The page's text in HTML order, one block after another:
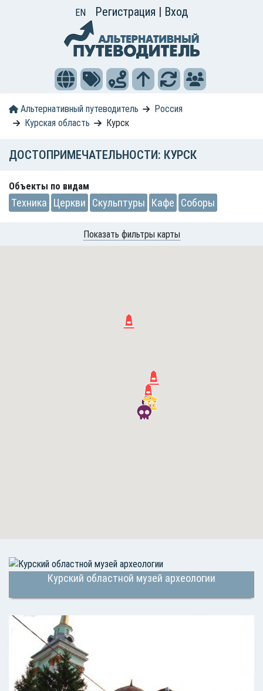
EN Регистрация | Вход
Альтернативный путеводитель
Россия
Курская область
Курск
ДОСТОПРИМЕЧАТЕЛЬНОСТИ: КУРСК
Объекты по видам
Техника Церкви Скульптуры Кафе Соборы
Показать фильтры карты
Курский областной музей археологии